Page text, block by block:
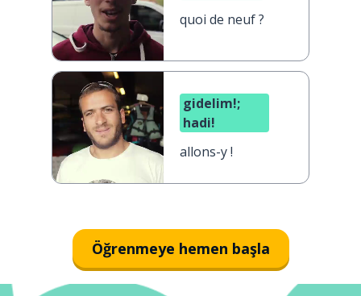
quoi de neuf ?
gidelim!;
hadi!
allons-y !
Öğrenmeye hemen başla